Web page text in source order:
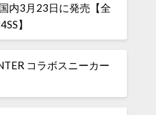
内3月23日に発売【全
】
コラボスニーカー